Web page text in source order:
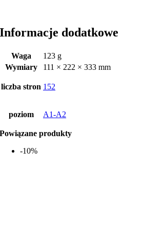
Informacje dodatkowe
Waga
123 g
Wymiary
111 × 222 × 333 mm
liczba stron 152
poziom A1-A2
Powiązane produkty
-10%